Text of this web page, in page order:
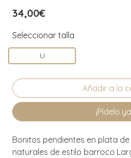
34,00€
Seleccionar talla
U
¡Pídelo
Bonitos pendientes en plata
naturales de estilo barroco